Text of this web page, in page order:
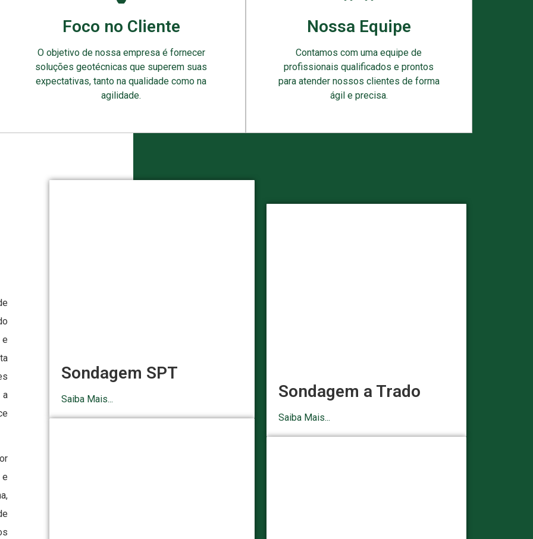
Foco no Cliente
O objetivo de nossa empresa é fornecer
soluções geotécnicas que superem suas
expectativas, tanto na qualidade como na
agilidade.
Nossa Equipe
Contamos com uma equipe de
profissionais qualificados e prontos
para atender nossos clientes de forma
ágil e precisa.
e
a
Sondagem SPT
Saiba Mais... Sondagem a Trado
Saiba Mais...